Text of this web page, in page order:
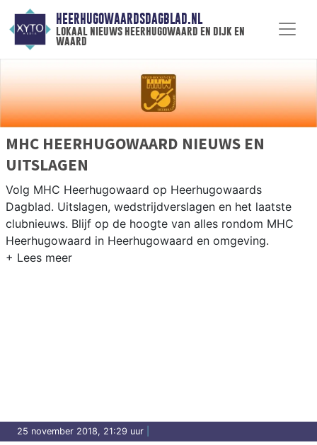
HEERHUGOWAARDSDAGBLAD.NL
lokaal nieuws heerhugowaard en dijk en
waard
MHC HEERHUGOWAARD NIEUWS EN
UITSLAGEN
Volg MHC Heerhugowaard op Heerhugowaards
Dagblad. Uitslagen, wedstrijdverslagen en het laatste
clubnieuws. Blijf op de hoogte van alles rondom MHC
Heerhugowaard in Heerhugowaard en omgeving.
25 november 2018, 21:29 uur